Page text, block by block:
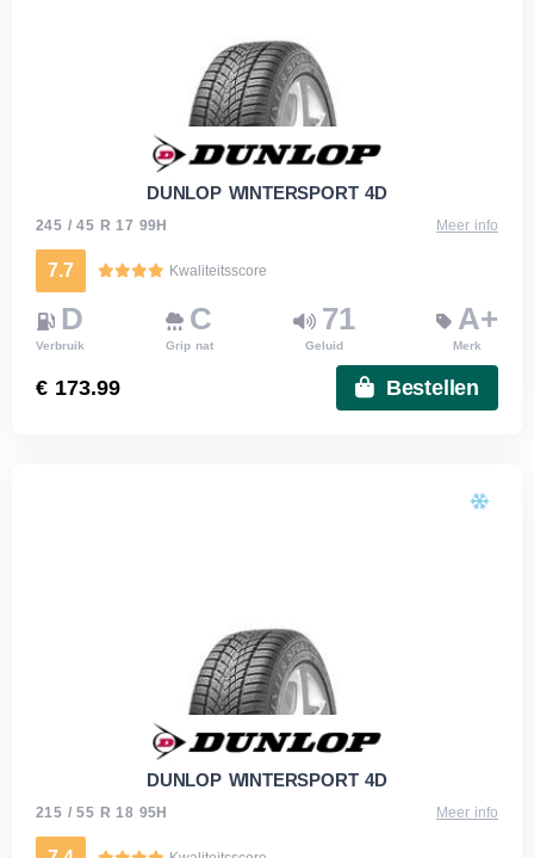
DUNLOP WINTERSPORT 4D
245 / 45 R 17 99H Meer info
7.7 Kwaliteitsscore
D
Verbruik
C
Grip nat
71
Geluid
A+
Merk
€ 173.99 Bestellen
DUNLOP WINTERSPORT 4D
215 / 55 R 18 95H Meer info